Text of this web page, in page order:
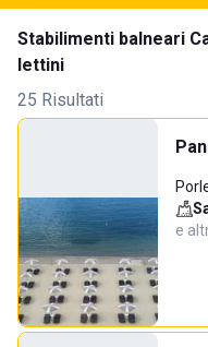
Stabilimenti balneari
lettini
25 Risultati
e